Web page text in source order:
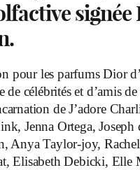
signée
pour les parfums Dior
de célébrités et d’amis
de J’adore
Jenna Ortega, Joseph
Anya Taylor-joy,
Elisabeth Debicki, Elle